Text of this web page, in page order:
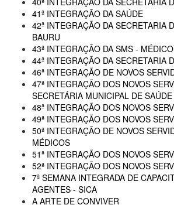
41ª INTEGRAÇÃO DA SAÚDE
42ª INTEGRAÇÃO DA SECRETARIA
BAURU
43ª INTEGRAÇÃO DA SMS -
44ª INTEGRAÇÃO DA SECRETARIA
46ª INTEGRAÇÃO DE NOVOS
47ª INTEGRAÇÃO DOS NOVOS
SECRETÁRIA MUNICIPAL DE
48ª INTEGRAÇÃO DOS NOVOS
49ª INTEGRAÇÃO DOS NOVOS
50ª INTEGRAÇÃO DE NOVOS
MÉDICOS
51ª INTEGRAÇÃO DOS NOVOS
52ª INTEGRAÇÃO DOS NOVOS
7ª SEMANA INTEGRADA DE
AGENTES - SICA
A ARTE DE CONVIVER